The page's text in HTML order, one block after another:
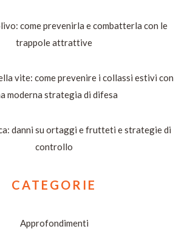
come prevenirla e combatterla con le
trappole attrattive
vite: come prevenire i collassi estivi con
moderna strategia di difesa
danni su ortaggi e frutteti e strategie di
controllo
CATEGORIE
Approfondimenti